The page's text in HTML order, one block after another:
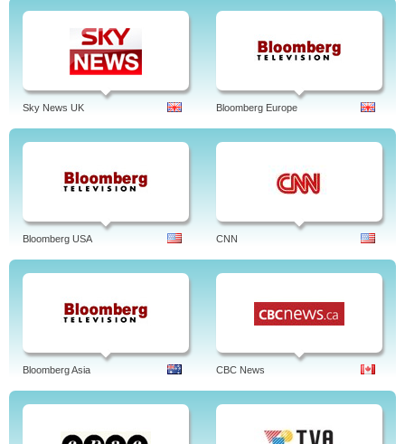
Sky News UK Bloomberg Europe
Bloomberg USA CNN
Bloomberg Asia CBC News